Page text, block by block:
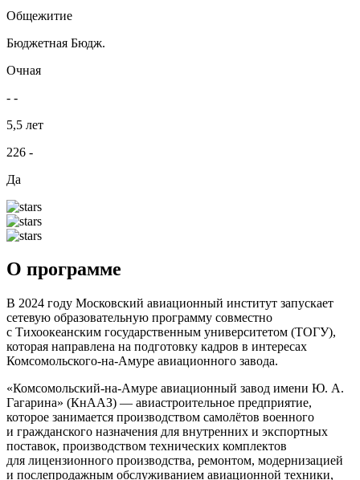
Общежитие
Бюджетная Бюдж.
Очная
- -
5,5 лет
226 -
Да
О программе
В 2024 году Московский авиационный институт запускает
сетевую образовательную программу совместно
с Тихоокеанским государственным университетом (ТОГУ),
которая направлена на подготовку кадров в интересах
Комсомольского-на-Амуре авиационного завода.
«Комсомольский-на-Амуре авиационный завод имени Ю. А.
Гагарина» (КнААЗ) — авиастроительное предприятие,
которое занимается производством самолётов военного
и гражданского назначения для внутренних и экспортных
поставок, производством технических комплектов
для лицензионного производства, ремонтом, модернизацией
и послепродажным обслуживанием авиационной техники,